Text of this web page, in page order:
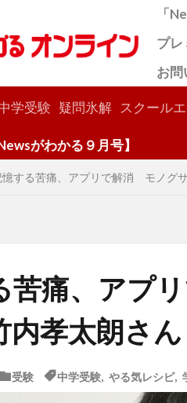
「
プレ
お問
学受験 疑問氷解 スクール
９月号】
憶する苦痛、アプリで解消 モノグ
苦痛、アプ
内孝太朗さ
受験 中学受験, やる気レシピ,